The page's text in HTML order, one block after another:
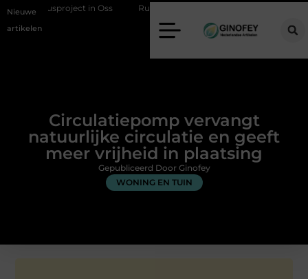
Nieuwe
artikelen
in Oss Ruimte winnen in de slaapkamer met een boxspring
Circulatiepomp vervangt
natuurlijke circulatie en geeft
meer vrijheid in plaatsing
WONING EN TUIN
Gepubliceerd Door Ginofey